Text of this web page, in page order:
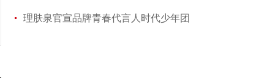
理肤泉官宣品牌青春代言人时代少年团